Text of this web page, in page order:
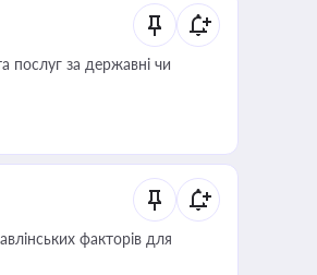
послуг за державні чи
факторів для